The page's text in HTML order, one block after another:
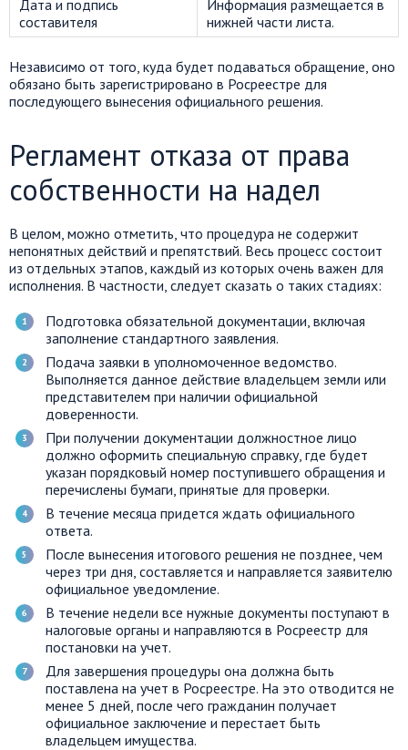
Дата и подпись
составителя
Информация размещается в
нижней части листа.
Независимо от того, куда будет подаваться обращение, оно
обязано быть зарегистрировано в Росреестре для
последующего вынесения официального решения.
Регламент отказа от права
собственности на надел
В целом, можно отметить, что процедура не содержит
непонятных действий и препятствий. Весь процесс состоит
из отдельных этапов, каждый из которых очень важен для
исполнения. В частности, следует сказать о таких стадиях:
Подготовка обязательной документации, включая
заполнение стандартного заявления.
Подача заявки в уполномоченное ведомство.
Выполняется данное действие владельцем земли или
представителем при наличии официальной
доверенности.
При получении документации должностное лицо
должно оформить специальную справку, где будет
указан порядковый номер поступившего обращения и
перечислены бумаги, принятые для проверки.
В течение месяца придется ждать официального
ответа.
После вынесения итогового решения не позднее, чем
через три дня, составляется и направляется заявителю
официальное уведомление.
В течение недели все нужные документы поступают в
налоговые органы и направляются в Росреестр для
постановки на учет.
Для завершения процедуры она должна быть
поставлена на учет в Росреестре. На это отводится не
менее 5 дней, после чего гражданин получает
официальное заключение и перестает быть
владельцем имущества.